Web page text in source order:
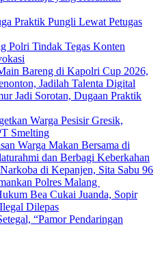
Praktik Pungli Lewat Petugas
Polri Tindak Tegas Konten
Bareng di Kapolri Cup 2026,
Jadilah Talenta Digital
Jadi Sorotan, Dugaan Praktik
Warga Pesisir Gresik,
Smelting
Warga Makan Bersama di
dan Berbagi Keberkahan
di Kepanjen, Sita Sabu 96
Polres Malang
Bea Cukai Juanda, Sopir
Dilepas
“Pamor Pendaringan